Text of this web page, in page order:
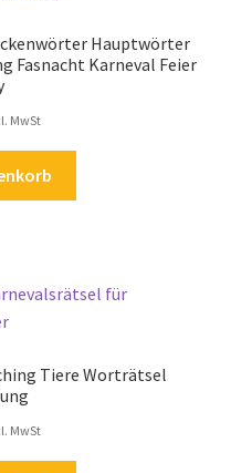
Hauptwörter
Fasnacht Karneval Feier
MwSt
Tiere Worträtsel
MwSt